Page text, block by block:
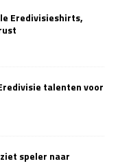
Eredivisieshirts,
talenten voor
speler naar